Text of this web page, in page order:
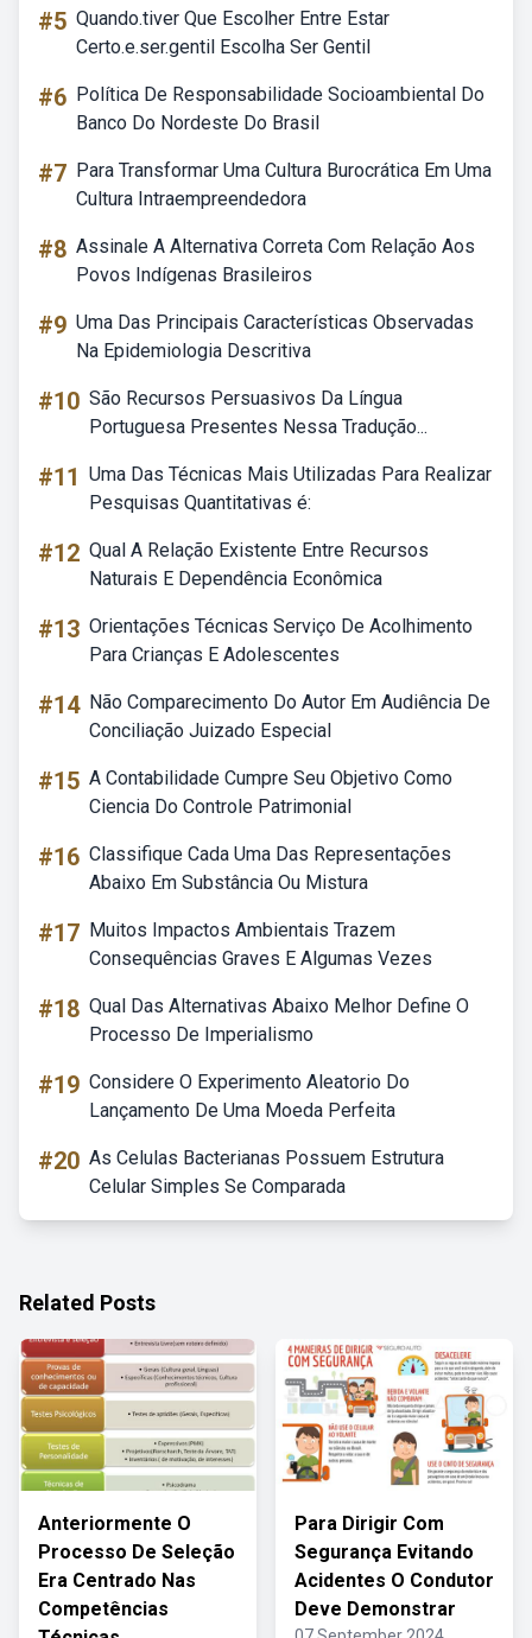
#5 Quando.tiver Que Escolher Entre Estar
Certo.e.ser.gentil Escolha Ser Gentil
#6 Política De Responsabilidade Socioambiental Do
Banco Do Nordeste Do Brasil
#7 Para Transformar Uma Cultura Burocrática Em Uma
Cultura Intraempreendedora
#8 Assinale A Alternativa Correta Com Relação Aos
Povos Indígenas Brasileiros
#9 Uma Das Principais Características Observadas
Na Epidemiologia Descritiva
#10 São Recursos Persuasivos Da Língua
Portuguesa Presentes Nessa Tradução...
#11 Uma Das Técnicas Mais Utilizadas Para Realizar
Pesquisas Quantitativas é:
#12 Qual A Relação Existente Entre Recursos
Naturais E Dependência Econômica
#13 Orientações Técnicas Serviço De Acolhimento
Para Crianças E Adolescentes
#14 Não Comparecimento Do Autor Em Audiência De
Conciliação Juizado Especial
#15 A Contabilidade Cumpre Seu Objetivo Como
Ciencia Do Controle Patrimonial
#16 Classifique Cada Uma Das Representações
Abaixo Em Substância Ou Mistura
#17 Muitos Impactos Ambientais Trazem
Consequências Graves E Algumas Vezes
#18 Qual Das Alternativas Abaixo Melhor Define O
Processo De Imperialismo
#19 Considere O Experimento Aleatorio Do
Lançamento De Uma Moeda Perfeita
#20 As Celulas Bacterianas Possuem Estrutura
Celular Simples Se Comparada
Related Posts
Anteriormente O
Processo De Seleção
Era Centrado Nas
Competências
Para Dirigir Com
Segurança Evitando
Acidentes O Condutor
Deve Demonstrar